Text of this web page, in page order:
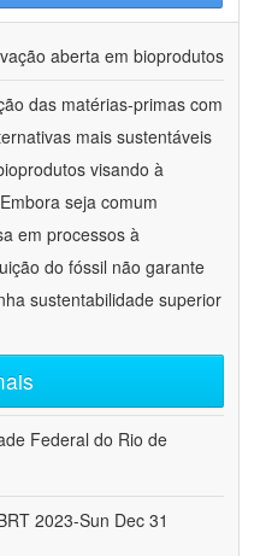
aberta em bioprodutos
das matérias-primas com
mais sustentáveis
visando à
seja comum
em processos à
do fóssil não garante
sustentabilidade superior
Federal do Rio de
2023-Sun Dec 31